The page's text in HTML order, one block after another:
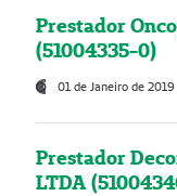
Prestador
(51004335-0)
01 de Janeiro de 2019
Prestador
LTDA